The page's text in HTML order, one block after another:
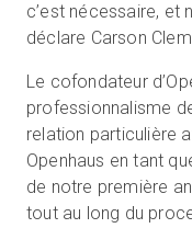
c’est nécessaire, et
déclare Carson
Le cofondateur
professionnalisme
relation particulière
Openhaus en tant
de notre première
tout au long du